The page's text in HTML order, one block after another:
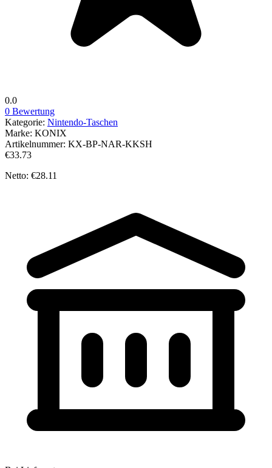
0.0
0 Bewertung
Kategorie: Nintendo-Taschen
Marke: KONIX
Artikelnummer: KX-BP-NAR-KKSH
€33.73
Netto: €28.11